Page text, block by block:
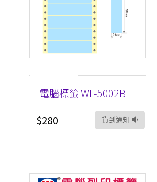
電腦標籤 WL-5002B
$280
貨到通知